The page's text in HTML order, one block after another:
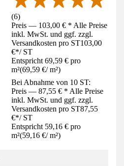
(6)
Preis — 103,00 € * Alle Preise
inkl. MwSt. und ggf. zzgl.
Versandkosten pro ST103,00
€*/ ST
Entspricht 69,59 € pro
m²(69,59 €/ m²)
Bei Abnahme von 10 ST:
Preis — 87,55 € * Alle Preise
inkl. MwSt. und ggf. zzgl.
Versandkosten pro ST87,55
€*/ ST
Entspricht 59,16 € pro
m²(59,16 €/ m²)